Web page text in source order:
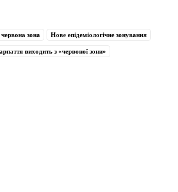
зона Нове епідеміологічне зонування
виходить з «червоної зони»